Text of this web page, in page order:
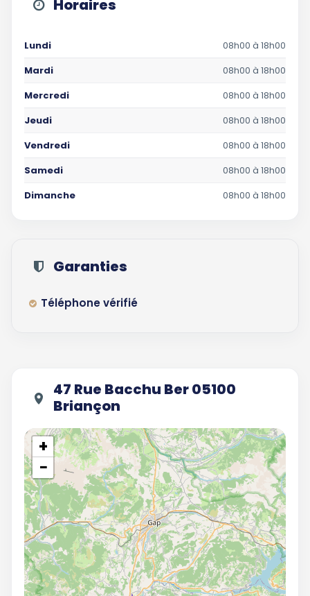
Horaires
Lundi
08h00 à 18h00
Mardi
08h00 à 18h00
Mercredi
08h00 à 18h00
Jeudi
08h00 à 18h00
Vendredi
08h00 à 18h00
Samedi
08h00 à 18h00
Dimanche
08h00 à 18h00
Garanties
Téléphone vérifié
47 Rue Bacchu Ber 05100
Briançon
+
−